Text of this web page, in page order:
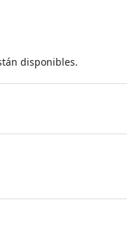
disponibles.